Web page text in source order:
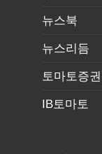
뉴스북
뉴스리듬
토마토증
IB토마토